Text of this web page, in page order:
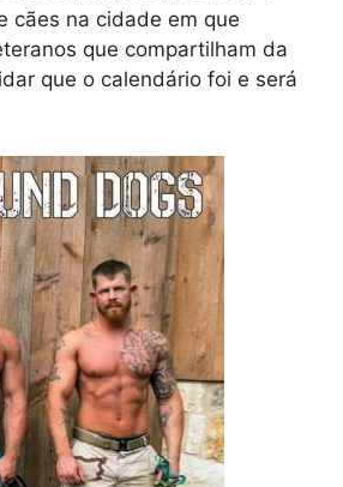
cães na cidade em que
que compartilham da
que o calendário foi e será